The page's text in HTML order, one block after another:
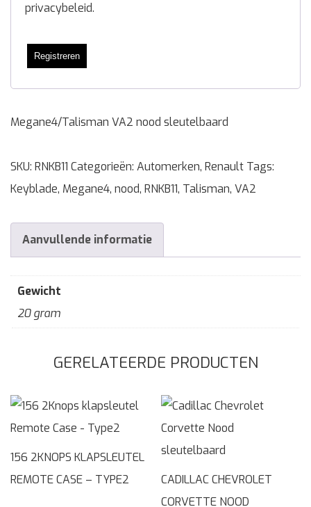
privacybeleid.
Registreren
Megane4/Talisman VA2 nood sleutelbaard
SKU: RNKB11 Categorieën: Automerken, Renault Tags:
Keyblade, Megane4, nood, RNKB11, Talisman, VA2
Aanvullende informatie
Gewicht
20 gram
GERELATEERDE PRODUCTEN
156 2KNOPS KLAPSLEUTEL
REMOTE CASE – TYPE2
CADILLAC CHEVROLET
CORVETTE NOOD